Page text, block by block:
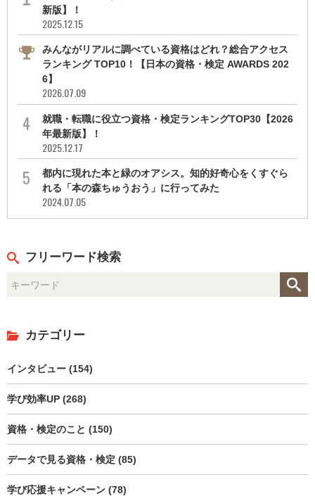
新版】！
2025.12.15
みんながリアルに調べている資格はどれ？総合アクセス
ランキング TOP10！【日本の資格・検定 AWARDS 202
6】
2026.07.09
就職・転職に役立つ資格・検定ランキングTOP30【2026
年最新版】！
2025.12.17
都内に現れた本と緑のオアシス。知的好奇心をくすぐら
れる「本の森ちゅうおう」に行ってみた
2024.07.05
フリーワード検索
カテゴリー
インタビュー (154)
学び効率UP (268)
資格・検定のこと (150)
データで見る資格・検定 (85)
学び応援キャンペーン (78)